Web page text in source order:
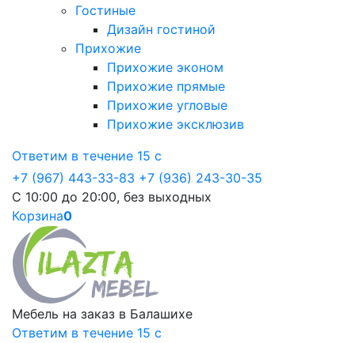
Гостиные
Дизайн гостиной
Прихожие
Прихожие эконом
Прихожие прямые
Прихожие угловые
Прихожие эксклюзив
Ответим в течение 15 с
+7 (967) 443-33-83 +7 (936) 243-30-35
С 10:00 до 20:00, без выходных
Корзина0
Мебель на заказ в Балашихе
Ответим в течение 15 с